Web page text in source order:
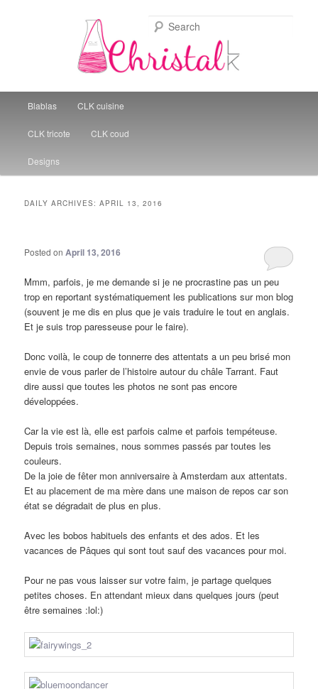
Christal Little Kitchen
Skip to primary content
Skip to secondary content
Blablas CLK cuisine
CLK tricote CLK coud
Designs
DAILY ARCHIVES:APRIL 13, 2016
Posted onApril 13, 2016
Mmm, parfois, je me demande si je ne procrastine pas un peu
trop en reportant systématiquement les publications sur mon blog
(souvent je me dis en plus que je vais traduire le tout en anglais.
Et je suis trop paresseuse pour le faire).
Donc voilà, le coup de tonnerre des attentats a un peu brisé mon
envie de vous parler de l’histoire autour du châle Tarrant. Faut
dire aussi que toutes les photos ne sont pas encore
développées.
Car la vie est là, elle est parfois calme et parfois tempéteuse.
Depuis trois semaines, nous sommes passés par toutes les
couleurs.
De la joie de fêter mon anniversaire à Amsterdam aux attentats.
Et au placement de ma mère dans une maison de repos car son
état se dégradait de plus en plus.
Avec les bobos habituels des enfants et des ados. Et les
vacances de Pâques qui sont tout sauf des vacances pour moi.
Pour ne pas vous laisser sur votre faim, je partage quelques
petites choses. En attendant mieux dans quelques jours (peut
être semaines :lol:)